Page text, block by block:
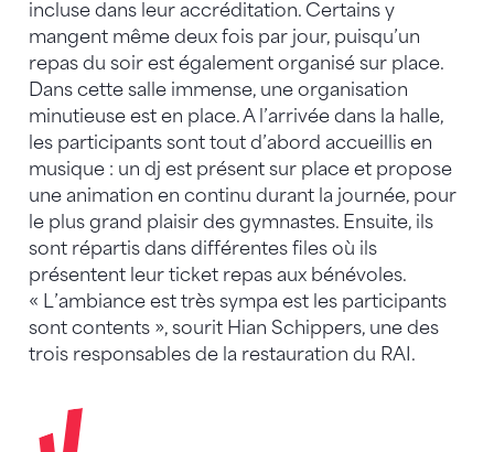
incluse dans leur accréditation. Certains y
mangent même deux fois par jour, puisqu’un
repas du soir est également organisé sur place.
Dans cette salle immense, une organisation
minutieuse est en place. A l’arrivée dans la halle,
les participants sont tout d’abord accueillis en
musique : un dj est présent sur place et propose
une animation en continu durant la journée, pour
le plus grand plaisir des gymnastes. Ensuite, ils
sont répartis dans différentes files où ils
présentent leur ticket repas aux bénévoles.
« L’ambiance est très sympa est les participants
sont contents », sourit Hian Schippers, une des
trois responsables de la restauration du RAI.